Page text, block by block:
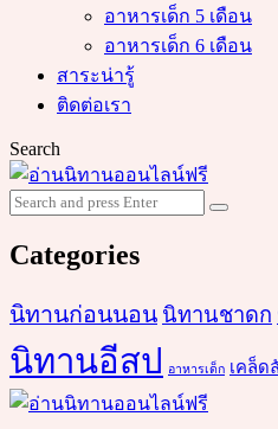
อาหารเด็ก 5 เดือน
อาหารเด็ก 6 เดือน
สาระน่ารู้
ติดต่อเรา
Search
Search
for:
Search
Categories
นิทานก่อนนอน นิทานชาดก
นิทานอีสป อาหารเด็ก เคล็ด